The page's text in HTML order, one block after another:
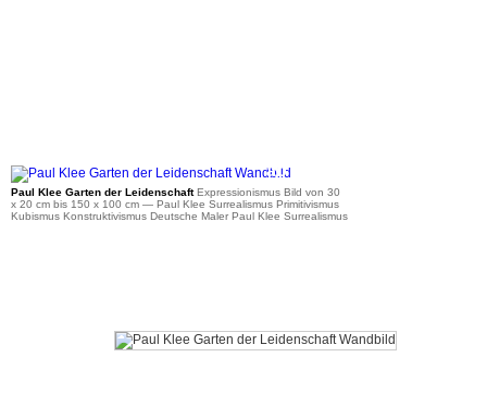
ab 36 €
Paul Klee Garten der LeidenschaftExpressionismus Bild von 30
x 20 cm bis 150 x 100 cm — Paul Klee Surrealismus Primitivismus
Kubismus Konstruktivismus Deutsche Maler Paul Klee Surrealismus